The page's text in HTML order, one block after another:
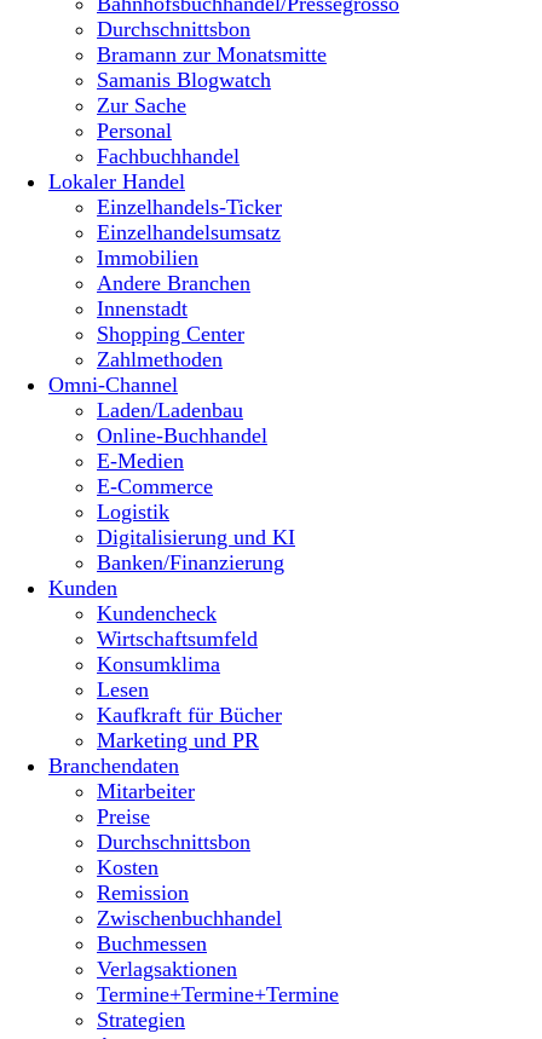
Durchschnittsbon
Bramann zur Monatsmitte
Samanis Blogwatch
Zur Sache
Personal
Fachbuchhandel
Lokaler Handel
Einzelhandels-Ticker
Einzelhandelsumsatz
Immobilien
Andere Branchen
Innenstadt
Shopping Center
Zahlmethoden
Omni-Channel
Laden/Ladenbau
Online-Buchhandel
E-Medien
E-Commerce
Logistik
Digitalisierung und KI
Banken/Finanzierung
Kunden
Kundencheck
Wirtschaftsumfeld
Konsumklima
Lesen
Kaufkraft für Bücher
Marketing und PR
Branchendaten
Mitarbeiter
Preise
Durchschnittsbon
Kosten
Remission
Zwischenbuchhandel
Buchmessen
Verlagsaktionen
Termine+Termine+Termine
Strategien